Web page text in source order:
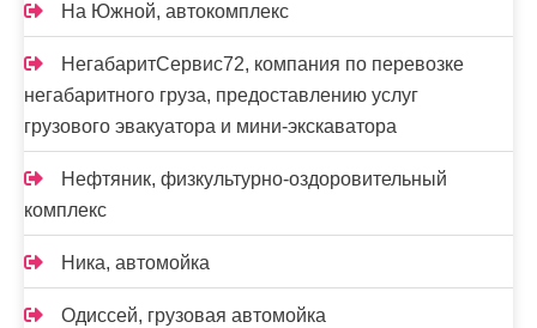
На Южной, автокомплекс
НегабаритСервис72, компания по перевозке
негабаритного груза, предоставлению услуг
грузового эвакуатора и мини-экскаватора
Нефтяник, физкультурно-оздоровительный
комплекс
Ника, автомойка
Одиссей, грузовая автомойка